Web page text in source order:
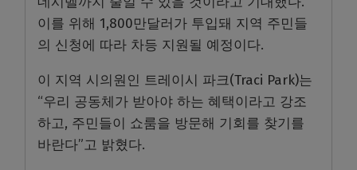
이를 위해 1,800만달러가 투입돼 지역 주민들
의 신청에 따라 차등 지원될 예정이다.
이 지역 시의원인 트레이시 파크(Traci Park)는
“우리 공동체가 받아야 하는 혜택이라고 강조
하고, 주민들이 쇼룸을 방문해 기회를 찾기를
바란다”고 밝혔다.